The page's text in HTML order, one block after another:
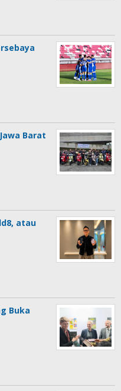
Barat
atau
Buka